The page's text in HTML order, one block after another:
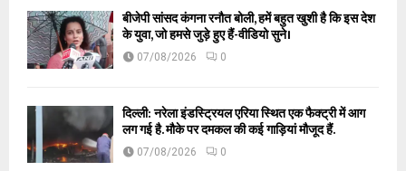
बीजेपी सांसद कंगना रनौत बोली, हमें बहुत खुशी है कि इस देश
के युवा, जो हमसे जुड़े हुए हैं-वीडियो सुने।
07/08/2026 0
दिल्ली: नरेला इंडस्ट्रियल एरिया स्थित एक फैक्ट्री में आग
लग गई है. मौके पर दमकल की कई गाड़ियां मौजूद हैं.
07/08/2026 0